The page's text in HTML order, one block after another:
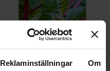
Reklaminställningar Om
Mangold, Rhubarb Chard
KRAV